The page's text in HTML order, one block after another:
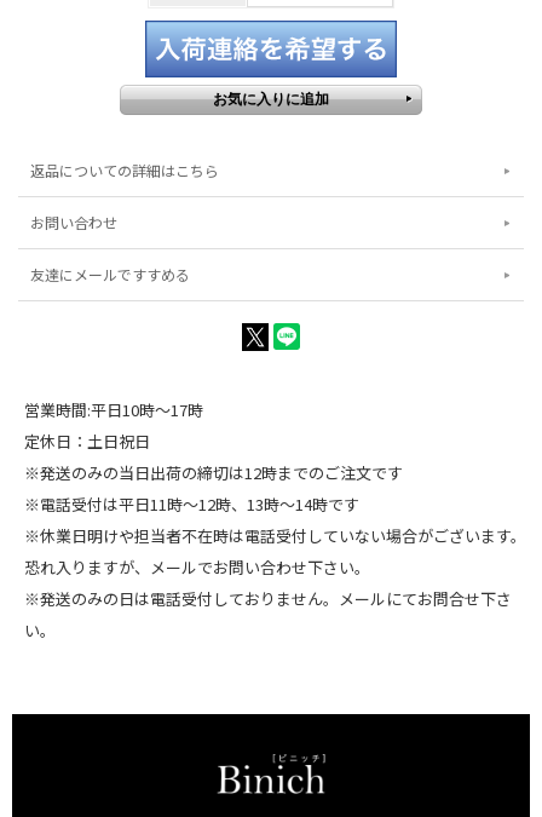
返品についての詳細はこちら
お問い合わせ
友達にメールですすめる
営業時間:平日10時～17時
定休日：土日祝日
※発送のみの当日出荷の締切は12時までのご注文です
※電話受付は平日11時～12時、13時～14時です
※休業日明けや担当者不在時は電話受付していない場合がございます。
恐れ入りますが、メールでお問い合わせ下さい。
※発送のみの日は電話受付しておりません。メールにてお問合せ下さ
い。